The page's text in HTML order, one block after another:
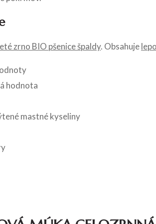
zrno BIO pšenice špaldy. Obsahuje
hodnota
mastné kyseliny